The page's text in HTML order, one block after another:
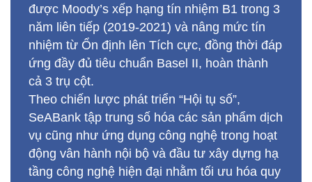
được Moody’s xếp hạng tín nhiệm B1 trong 3
năm liên tiếp (2019-2021) và nâng mức tín
nhiệm từ Ổn định lên Tích cực, đồng thời đáp
ứng đầy đủ tiêu chuẩn Basel II, hoàn thành
cả 3 trụ cột.
Theo chiến lược phát triển “Hội tụ số”,
SeABank tập trung số hóa các sản phẩm dịch
vụ cũng như ứng dụng công nghệ trong hoạt
động vân hành nội bộ và đầu tư xây dựng hạ
tầng công nghệ hiện đại nhằm tối ưu hóa quy